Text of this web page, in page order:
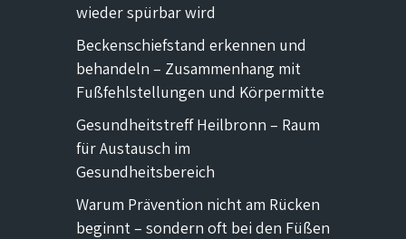
wieder spürbar wird
Beckenschiefstand erkennen und
behandeln – Zusammenhang mit
Fußfehlstellungen und Körpermitte
Gesundheitstreff Heilbronn – Raum
für Austausch im
Gesundheitsbereich
Warum Prävention nicht am Rücken
beginnt – sondern oft bei den Füßen